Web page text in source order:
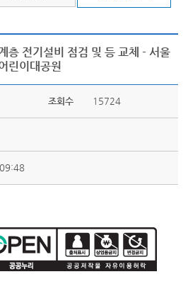
층 전기설비 점검 및 등 교체 - 서울
린이대공원
조회수 15724